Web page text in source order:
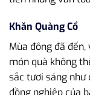
Khăn Quàng Cổ
Mùa đông đã
món quà không
sắc tươi sáng như